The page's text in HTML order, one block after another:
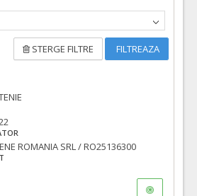
STERGE FILTRE FILTREAZA
ROMANIA SRL / RO25136300